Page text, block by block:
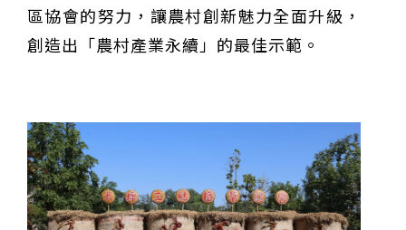
區協會的努力，讓農村創新魅力全面升級，
創造出「農村產業永續」的最佳示範。